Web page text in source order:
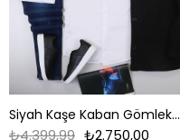
Siyah Kaşe Kaban Gömlek Pantolon Ayakkabı Kombin
₺2.750,00
₺4.399,99